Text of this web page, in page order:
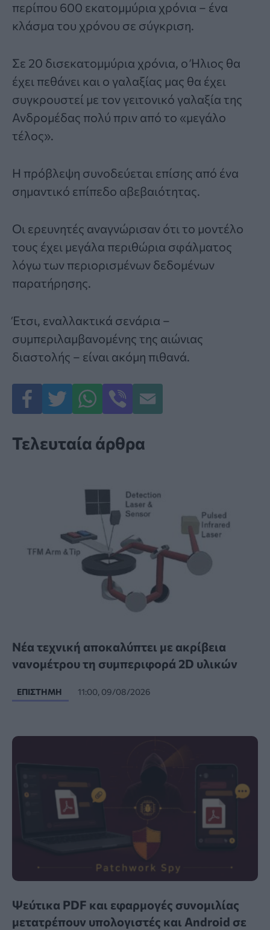
περίπου 600 εκατομμύρια χρόνια – ένα
κλάσμα του χρόνου σε σύγκριση.
Σε 20 δισεκατομμύρια χρόνια, ο Ήλιος θα
έχει πεθάνει και ο γαλαξίας μας θα έχει
συγκρουστεί με τον γειτονικό γαλαξία της
Ανδρομέδας πολύ πριν από το «μεγάλο
τέλος».
Η πρόβλεψη συνοδεύεται επίσης από ένα
σημαντικό επίπεδο αβεβαιότητας.
Οι ερευνητές αναγνώρισαν ότι το μοντέλο
τους έχει μεγάλα περιθώρια σφάλματος
λόγω των περιορισμένων δεδομένων
παρατήρησης.
Έτσι, εναλλακτικά σενάρια –
συμπεριλαμβανομένης της αιώνιας
διαστολής – είναι ακόμη πιθανά.
Τελευταία άρθρα
Νέα τεχνική αποκαλύπτει με ακρίβεια
νανομέτρου τη συμπεριφορά 2D υλικών
ΕΠΙΣΤΉΜΗ 11:00, 09/08/2026
Ψεύτικα PDF και εφαρμογές συνομιλίας
μετατρέπουν υπολογιστές και Android σε